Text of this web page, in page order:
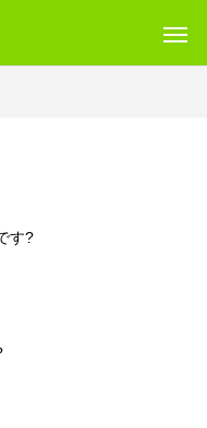
援B型・ニコサービス
す?